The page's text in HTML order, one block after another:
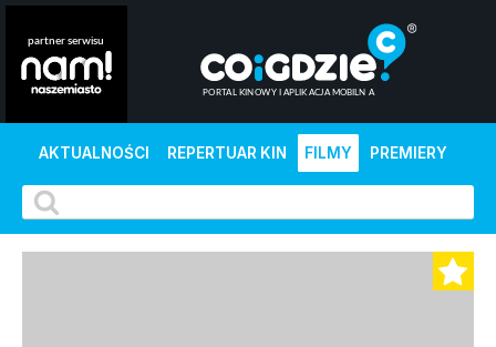
AKTUALNOŚCI REPERTUAR KIN FILMY PREMIERY